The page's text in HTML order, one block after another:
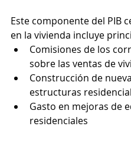
Este componente del PIB
en la vivienda incluye
Comisiones de los
sobre las ventas de
Construcción de
estructuras
Gasto en mejoras de
residenciales